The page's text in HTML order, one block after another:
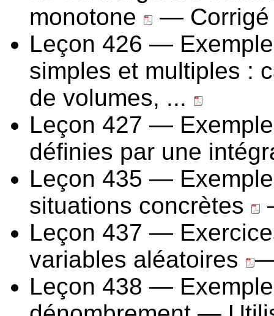
monotone
—
Leçon 426 —
simples et multiples :
de volumes, ...
Leçon 427 —
définies par une
Leçon 435 —
situations concrètes
Leçon 437 —
variables aléatoires
Leçon 438 —